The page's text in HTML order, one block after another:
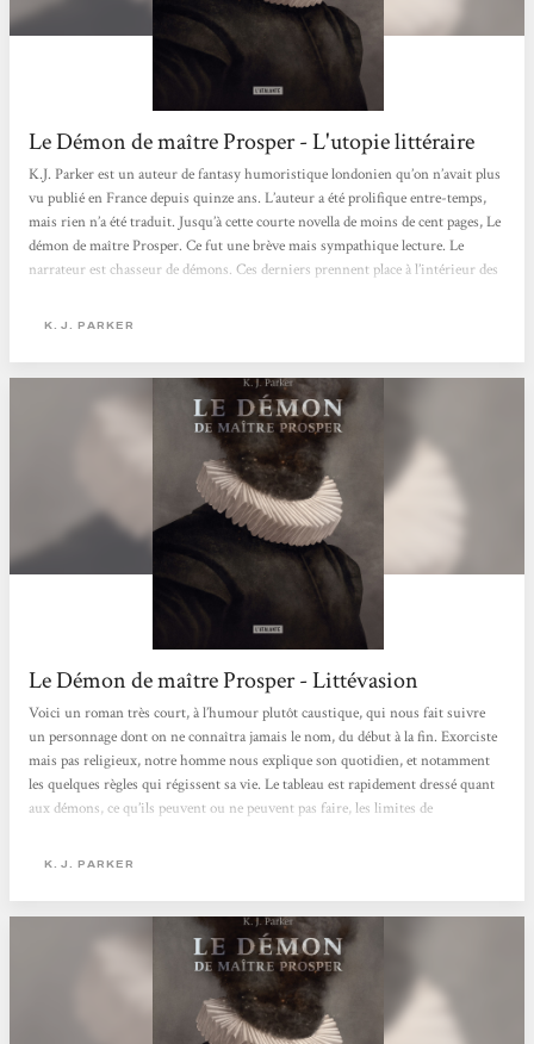
Le Démon de maître Prosper - L'utopie littéraire
K.J. Parker est un auteur de fantasy humoristique londonien qu’on n’avait plus
vu publié en France depuis quinze ans. L’auteur a été prolifique entre-temps,
mais rien n’a été traduit. Jusqu’à cette courte novella de moins de cent pages, Le
démon de maître Prosper. Ce fut une brève mais sympathique lecture. Le
narrateur est chasseur de démons. Ces derniers prennent place à l’intérieur des
chasser requiert un don, et notre narrateur en est pourvu. Lorsqu’il apprend
K. J. PARKER
Le Démon de maître Prosper - Littévasion
Voici un roman très court, à l’humour plutôt caustique, qui nous fait suivre
un personnage dont on ne connaîtra jamais le nom, du début à la fin. Exorciste
mais pas religieux, notre homme nous explique son quotidien, et notamment
les quelques règles qui régissent sa vie. Le tableau est rapidement dressé quant
aux démons, ce qu’ils peuvent ou ne peuvent pas faire, les limites de
car doté d’un pouvoir que peu possèdent. L’intrigue est bien menée, le style
K. J. PARKER